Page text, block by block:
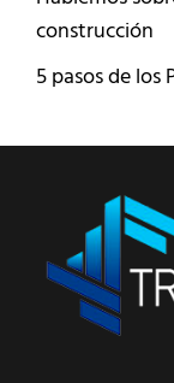
construcción
5 pasos de los